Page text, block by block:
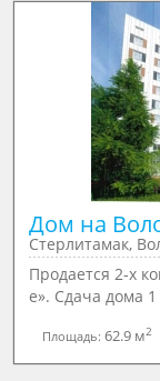
Дом на
Стерлитамак,
Продается 2-х
е». Сдача дома 1
Площадь:62.9 м2